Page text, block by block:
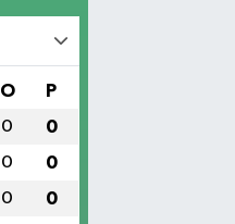
O P
0 0
0 0
0 0